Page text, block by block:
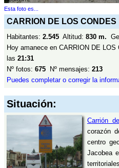
Esta foto es...
CARRION DE LOS CONDES
Habitantes: 2.545 Altitud: 830 m.
Hoy amanece en CARRION DE LOS
las 21:31
Nº fotos: 675 Nº mensajes: 213
Puedes completar o corregir la
Situación:
Carrión
corazón
centro
Jacobea